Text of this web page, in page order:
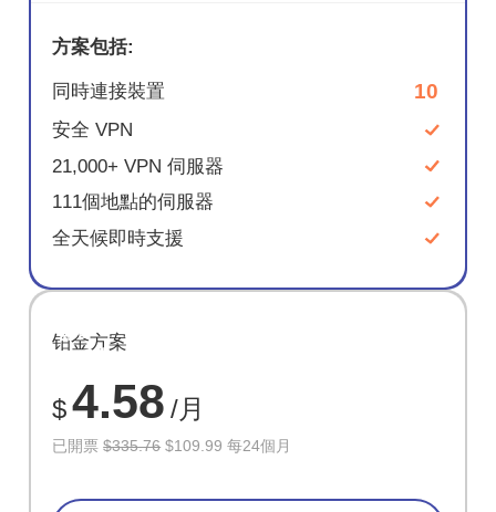
方案包括:
同時連接裝置 10
安全 VPN
21,000+ VPN 伺服器
111個地點的伺服器
全天候即時支援
節省
67%
铂金方案
$4.58 /月
已開票$335.76 $109.99 每24個月